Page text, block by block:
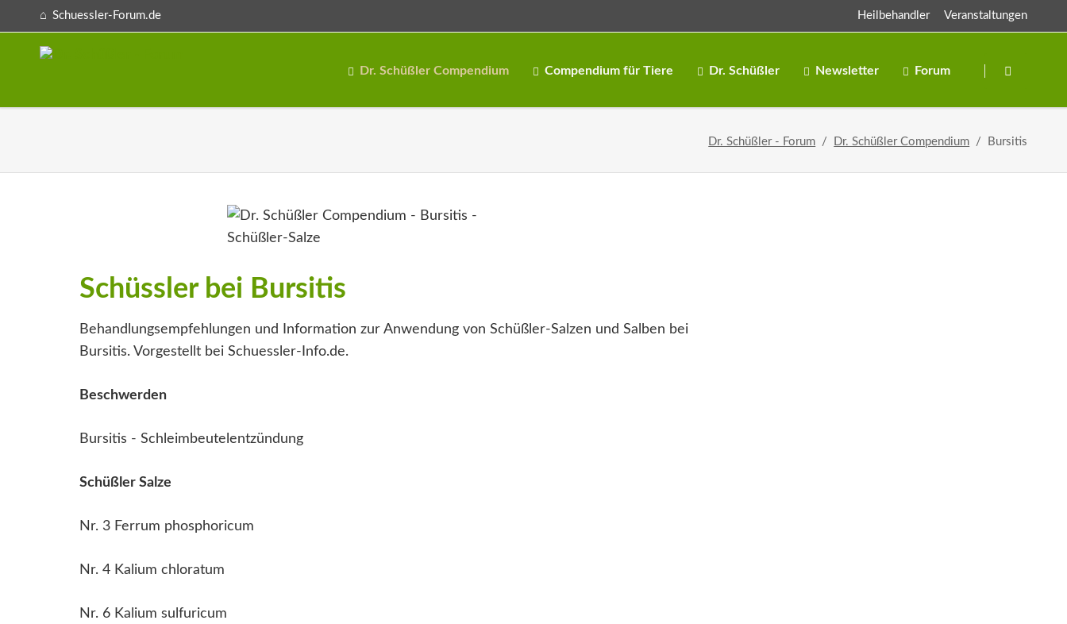
Schuessler-Forum.de Heilbehandler Veranstaltungen
überspringen
Dr. Schüßler Compendium Compendium für Tiere Dr. Schüßler
Salben
Newsletter Forum
Dr. Schüßler - Forum Dr. Schüßler Compendium Bursitis
Schüssler bei Bursitis
Behandlungsempfehlungen und Information zur Anwendung von Schüßler-Salzen und Salben bei
Bursitis. Vorgestellt bei Schuessler-Info.de.
Beschwerden
Bursitis - Schleimbeutelentzündung
Schüßler Salze
Nr. 3 Ferrum phosphoricum
Nr. 4 Kalium chloratum
Nr. 6 Kalium sulfuricum